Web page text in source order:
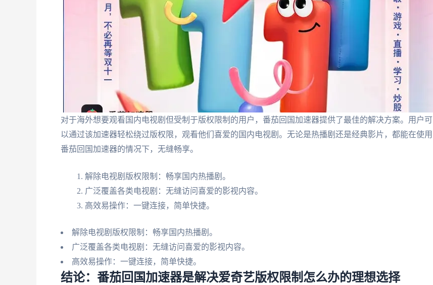
对于海外想要观看国内电视剧但受制于版权限制的用户，番茄回国加速器提供了最佳的解决方案。用户可
以通过该加速器轻松绕过版权限，观看他们喜爱的国内电视剧。无论是热播剧还是经典影片，都能在使用
番茄回国加速器的情况下，无缝畅享。
解除电视剧版权限制：畅享国内热播剧。
广泛覆盖各类电视剧：无缝访问喜爱的影视内容。
高效易操作：一键连接，简单快捷。
解除电视剧版权限制：畅享国内热播剧。
广泛覆盖各类电视剧：无缝访问喜爱的影视内容。
高效易操作：一键连接，简单快捷。
结论：番茄回国加速器是解决爱奇艺版权限制怎么办的理想选择